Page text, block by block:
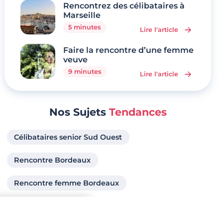
Rencontrez des célibataires à
Marseille
5 minutes Lire l'article
Faire la rencontre d’une femme
veuve
9 minutes Lire l'article
Nos Sujets Tendances
Célibataires senior Sud Ouest
Rencontre Bordeaux
Rencontre femme Bordeaux